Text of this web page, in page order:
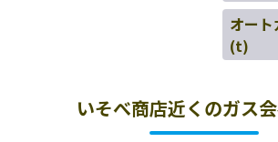
オー
(t)
いそべ商店近くのガス